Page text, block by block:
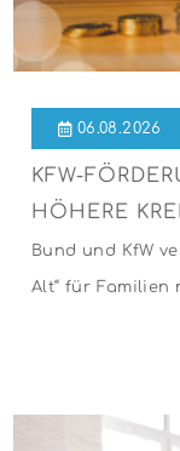
06.08.2026
KFW-
HÖHERE
Bund und KfW
Alt“ für Familien